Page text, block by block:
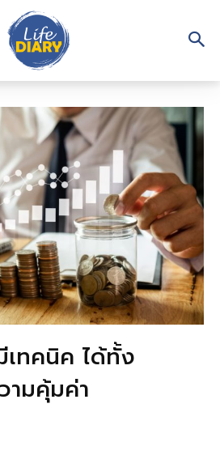
ทคนิค ได้ทั้ง
ามคุ้มค่า